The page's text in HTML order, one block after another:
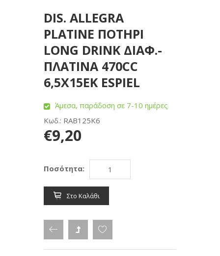
DIS. ALLEGRA
PLATINE ΠΟΤΗΡΙ
LONG DRINK ΔΙΑΦ.-
ΠΛΑΤΙΝΑ 470CC
6,5Χ15ΕΚ ESPIEL
Άμεσα, παράδοση σε 7-10 ημέρες
Κωδ.: RAB125K6
€9,20
Ποσότητα:
Στο Καλάθι